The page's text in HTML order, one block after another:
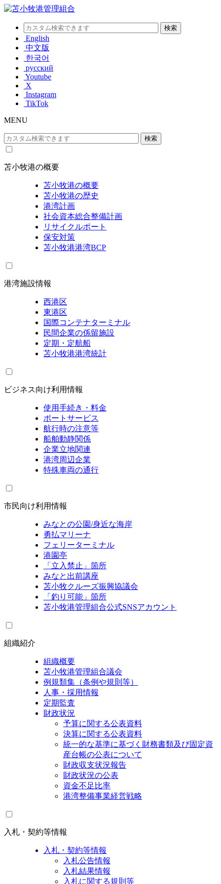
English
中文版
한국어
русский
Youtube
X
Instagram
TikTok
MENU
苫小牧港の概要
苫小牧港の概要
苫小牧港の歴史
港湾計画
社会資本総合整備計画
リサイクルポート
保安対策
苫小牧港港湾BCP
港湾施設情報
西港区
東港区
国際コンテナターミナル
民間企業の係留施設
定期・定航船
苫小牧港港湾統計
ビジネス向け利用情報
使用手続き・料金
ポートサービス
航行時の注意等
船舶動静関係
企業立地関連
港湾周辺企業
特殊車両の通行
市民向け利用情報
みなとの公園/身近な海岸
勇払マリーナ
フェリーターミナル
港園亭
「立入禁止」箇所
みなと出前講座
苫小牧クルーズ振興協議会
「釣り可能」箇所
苫小牧港管理組合公式SNSアカウント
組織紹介
組織概要
苫小牧港管理組合議会
例規類集（条例や規則等）
人事・採用情報
定期監査
財政状況
予算に関する公表資料
決算に関する公表資料
統一的な基準に基づく財務書類及び固定資
産台帳の公表について
財政収支状況報告
財政状況の公表
資金不足比率
港湾整備事業経営戦略
入札・契約等情報
入札・契約等情報
入札公告情報
入札結果情報
入札に関する規則等